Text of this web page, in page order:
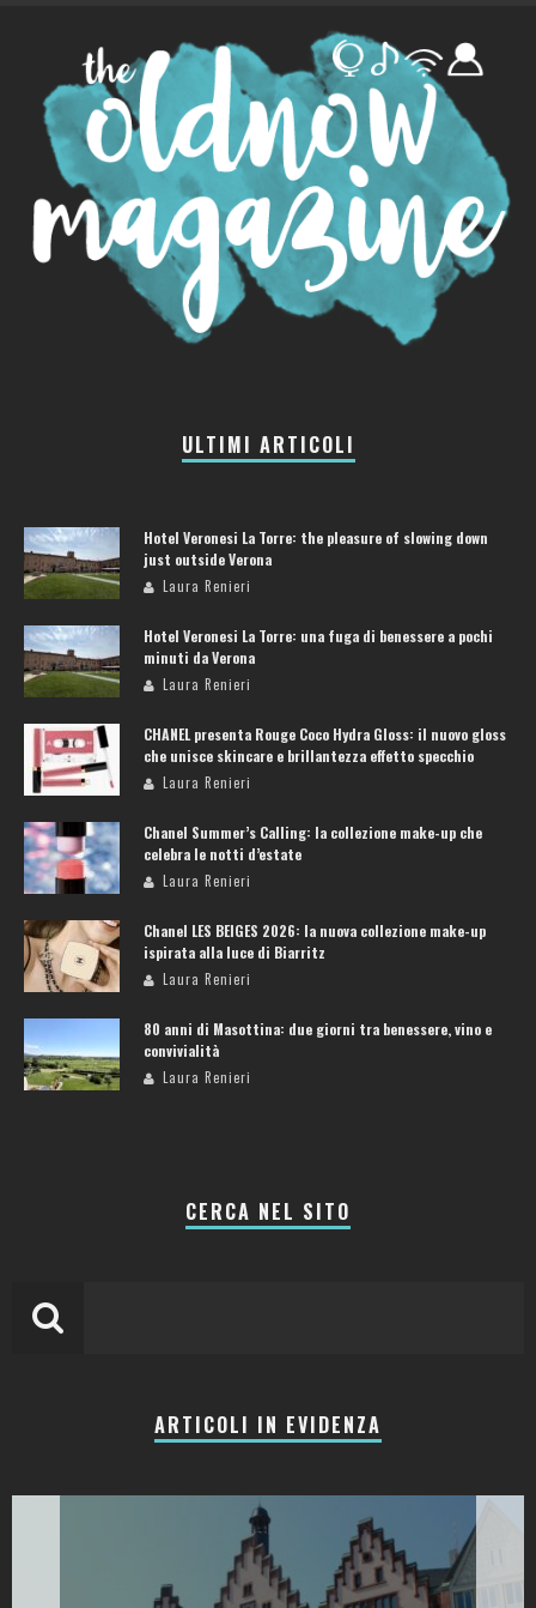
ULTIMI ARTICOLI
Hotel Veronesi La Torre: the pleasure of slowing down
just outside Verona
Laura Renieri
Hotel Veronesi La Torre: una fuga di benessere a pochi
minuti da Verona
Laura Renieri
CHANEL presenta Rouge Coco Hydra Gloss: il nuovo gloss
che unisce skincare e brillantezza effetto specchio
Laura Renieri
Chanel Summer’s Calling: la collezione make-up che
celebra le notti d’estate
Laura Renieri
Chanel LES BEIGES 2026: la nuova collezione make-up
ispirata alla luce di Biarritz
Laura Renieri
80 anni di Masottina: due giorni tra benessere, vino e
convivialità
Laura Renieri
CERCA NEL SITO
ARTICOLI IN EVIDENZA